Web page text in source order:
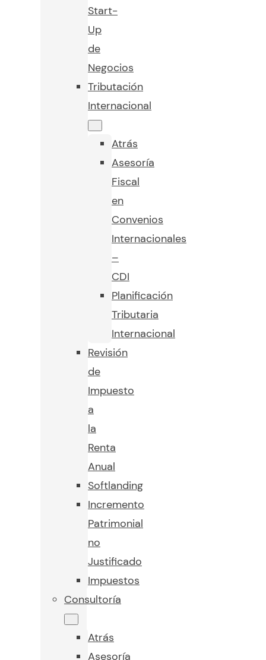
Start-
Up
de
Negocios
Tributación
Internacional
Atrás
Asesoría
Fiscal
en
Convenios
Internacionales
–
CDI
Planificación
Tributaria
Internacional
Revisión
de
Impuesto
a
la
Renta
Anual
Softlanding
Incremento
Patrimonial
no
Justificado
Impuestos
Consultoría
Atrás
Asesoría